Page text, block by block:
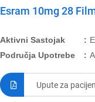
Esram 10mg 28
Aktivni Sastojak
Područja Upotrebe
Upute za